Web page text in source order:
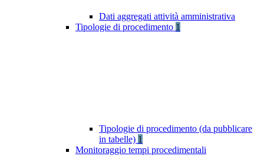
Dati aggregati attività amministrativa
Tipologie di procedimento 1
Tipologie di procedimento (da pubblicare
in tabelle) 1
Monitoraggio tempi procedimentali